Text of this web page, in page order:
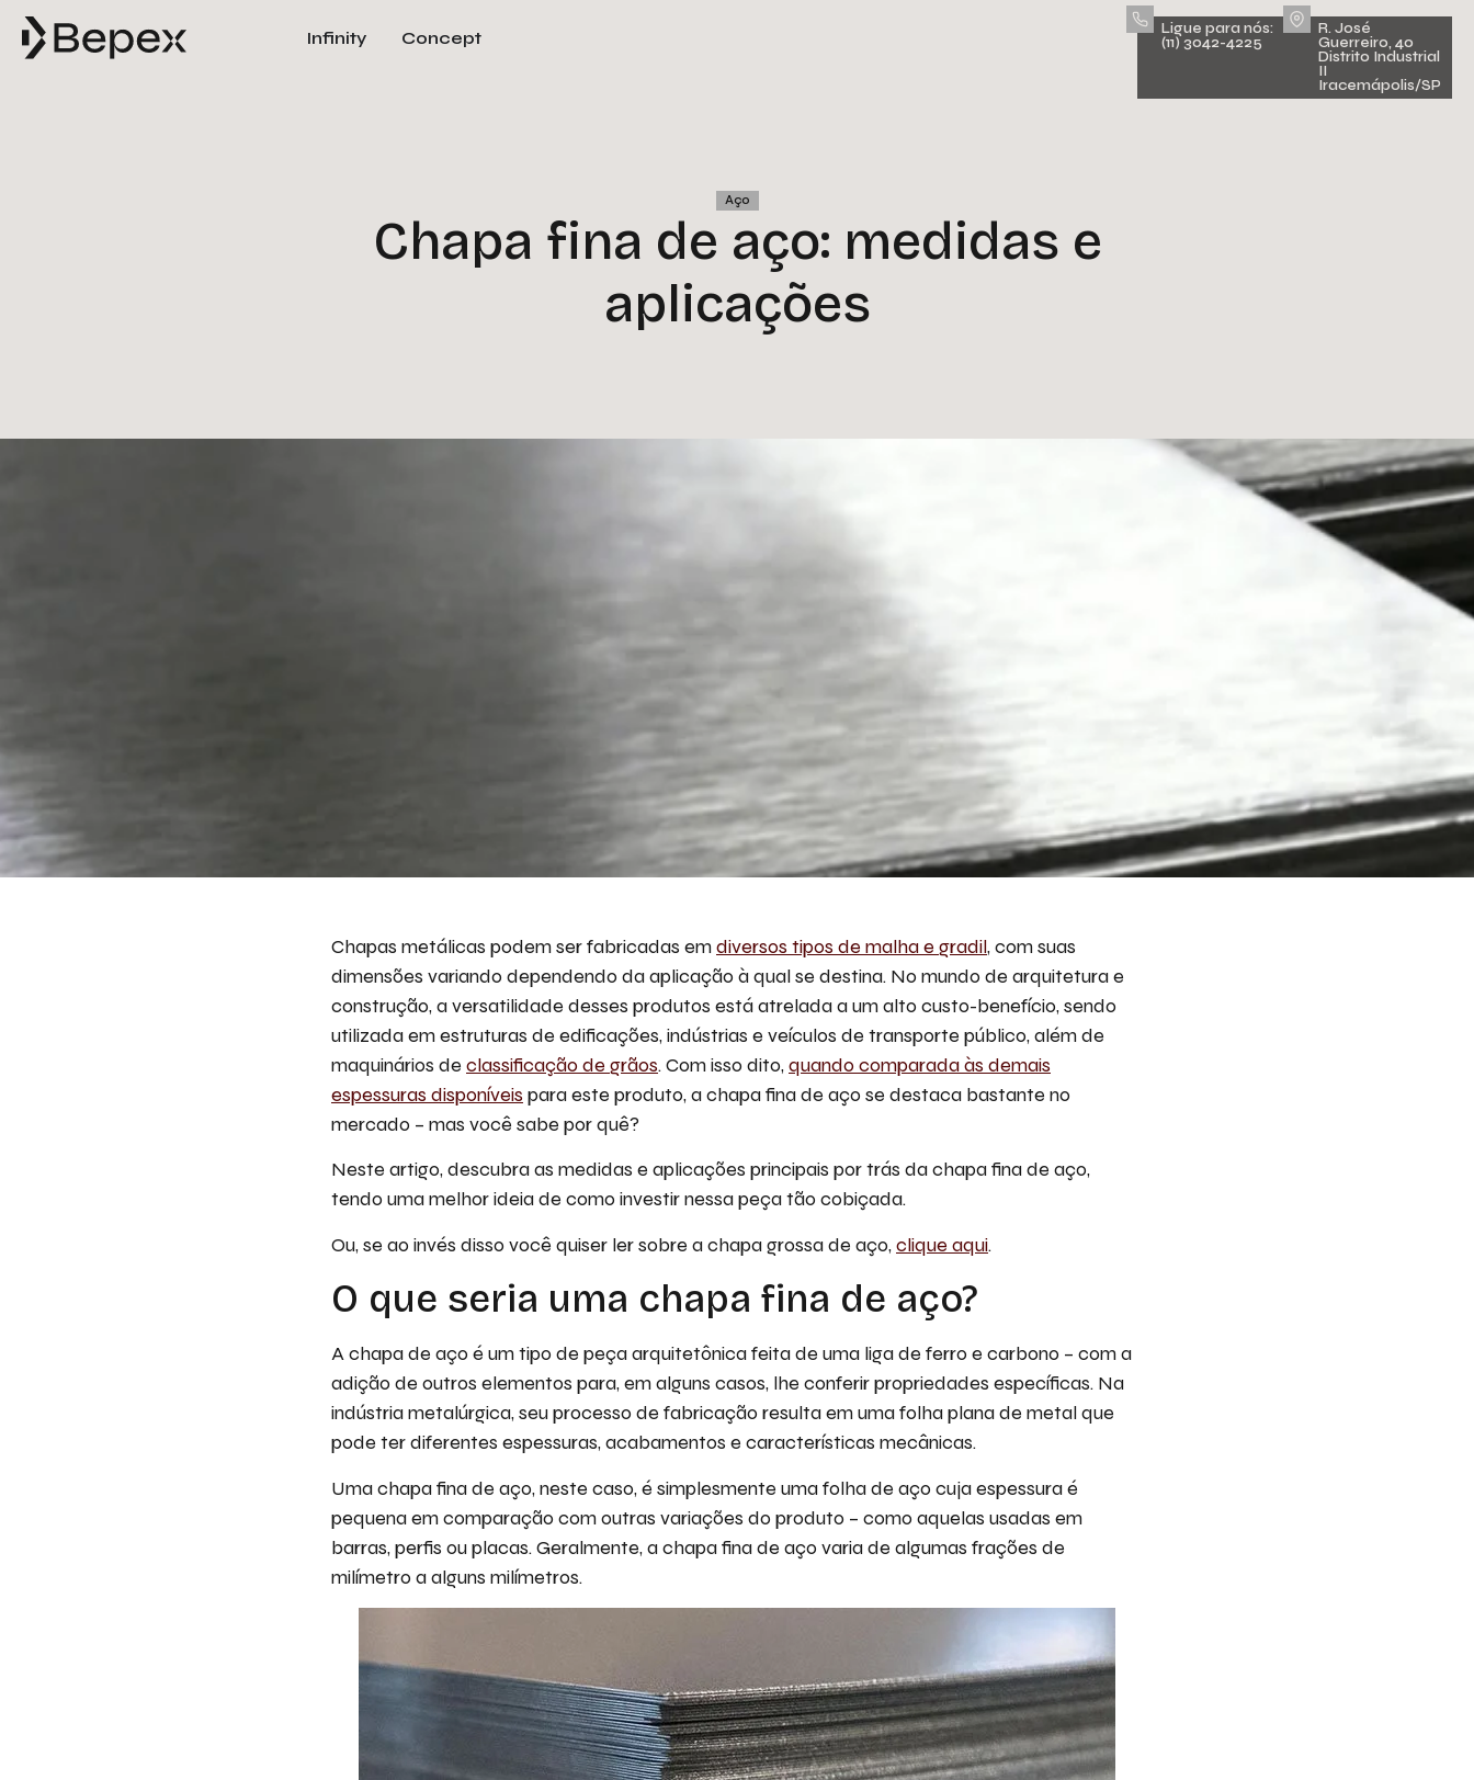
Infinity Concept
Ligue para nós:
(11) 3042-4225
R. José
Guerreiro, 40
Distrito Industrial
II
Iracemápolis/SP
Aço
Chapa fina de aço: medidas e
aplicações
Chapas metálicas podem ser fabricadas emdiversos tipos de malha e gradil, com suas
dimensões variando dependendo da aplicação à qual se destina. No mundo de arquitetura e
construção, a versatilidade desses produtos está atrelada a um alto custo-benefício, sendo
utilizada em estruturas de edificações, indústrias e veículos de transporte público, além de
maquinários de classificação de grãos. Com isso dito,quando comparada às demais
espessuras disponíveis para este produto, a chapa fina de aço se destaca bastante no
mercado – mas você sabe por quê?
Neste artigo, descubra as medidas e aplicações principais por trás da chapa fina de aço,
tendo uma melhor ideia de como investir nessa peça tão cobiçada.
Ou, se ao invés disso você quiser ler sobre a chapa grossa de aço,clique aqui.
O que seria uma chapa fina de aço?
A chapa de aço é um tipo de peça arquitetônica feita de uma liga de ferro e carbono – com a
adição de outros elementos para, em alguns casos, lhe conferir propriedades específicas. Na
indústria metalúrgica, seu processo de fabricação resulta em uma folha plana de metal que
pode ter diferentes espessuras, acabamentos e características mecânicas.
Uma chapa fina de aço, neste caso, é simplesmente uma folha de aço cuja espessura é
pequena em comparação com outras variações do produto – como aquelas usadas em
barras, perfis ou placas. Geralmente, a chapa fina de aço varia de algumas frações de
milímetro a alguns milímetros.